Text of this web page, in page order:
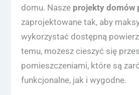
domu. Nasze projekty domów
zaprojektowane tak, aby
wykorzystać dostępną
temu, możesz cieszyć się
pomieszczeniami, które są
funkcjonalne, jak i wygodne.